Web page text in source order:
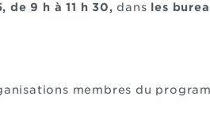
de 9 h à 11 h 30, dans les
membres du